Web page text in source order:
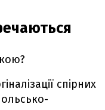
спірних